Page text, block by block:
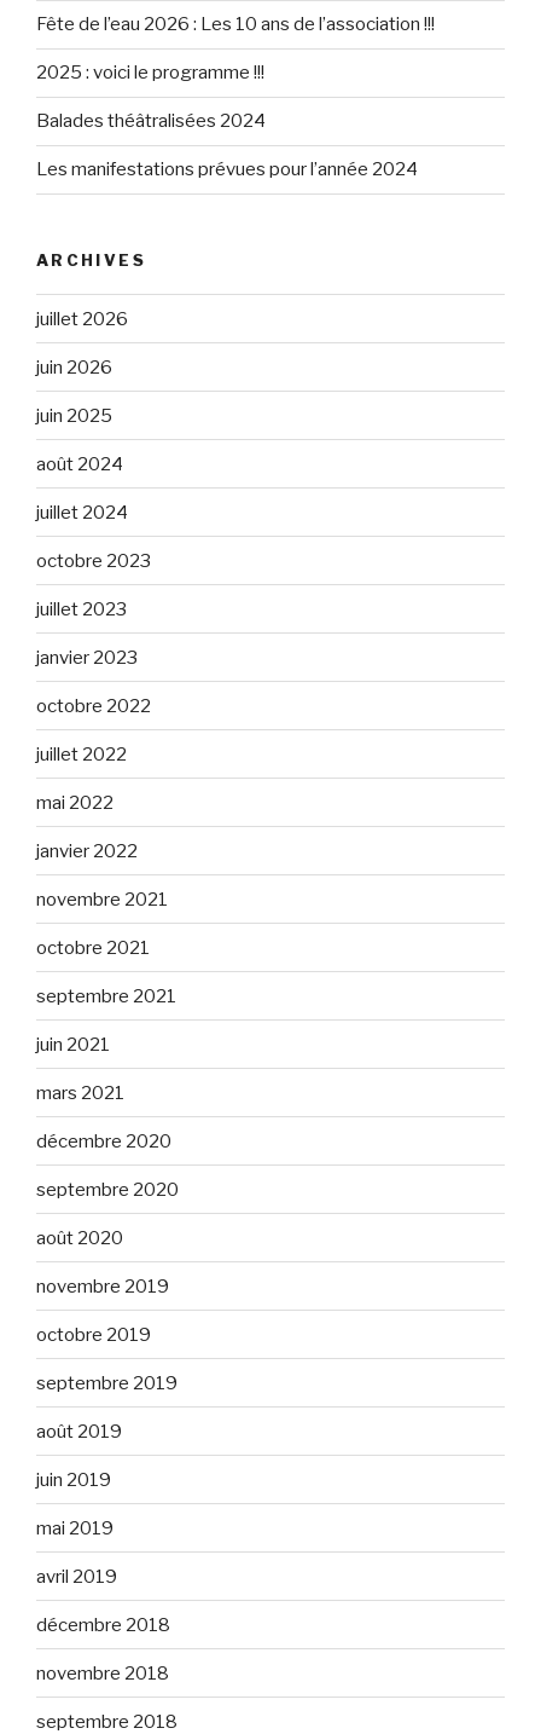
Fête de l’eau 2026 : Les 10 ans de l’association !!!
2025 : voici le programme !!!
Balades théâtralisées 2024
Les manifestations prévues pour l’année 2024
ARCHIVES
juillet 2026
juin 2026
juin 2025
août 2024
juillet 2024
octobre 2023
juillet 2023
janvier 2023
octobre 2022
juillet 2022
mai 2022
janvier 2022
novembre 2021
octobre 2021
septembre 2021
juin 2021
mars 2021
décembre 2020
septembre 2020
août 2020
novembre 2019
octobre 2019
septembre 2019
août 2019
juin 2019
mai 2019
avril 2019
décembre 2018
novembre 2018
septembre 2018